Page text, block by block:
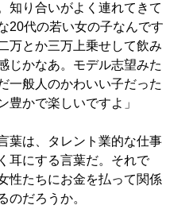
知り合いがよく連れてきて
20代の若い女の子なんです
万とか三万上乗せして飲み
じかなあ。モデル志望みた
一般人のかわいい子だった
かで楽しいですよ」
葉は、タレント業的な仕事
耳にする言葉だ。それで
性たちにお金を払って関係
のだろうか。